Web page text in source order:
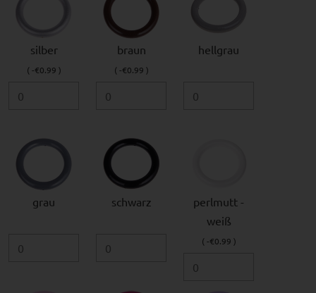
silber
( -€0.99 )
braun
( -€0.99 )
hellgrau
grau schwarz
perlmutt -
weiß
( -€0.99 )